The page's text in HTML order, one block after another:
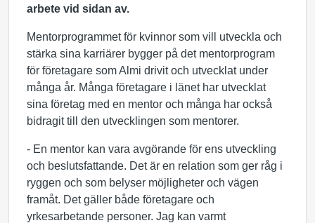
arbete vid sidan av.
Mentorprogrammet för kvinnor som vill utveckla och
stärka sina karriärer bygger på det mentorprogram
för företagare som Almi drivit och utvecklat under
många år. Många företagare i länet har utvecklat
sina företag med en mentor och många har också
bidragit till den utvecklingen som mentorer.
- En mentor kan vara avgörande för ens utveckling
och beslutsfattande. Det är en relation som ger råg i
ryggen och som belyser möjligheter och vägen
framåt. Det gäller både företagare och
yrkesarbetande personer. Jag kan varmt